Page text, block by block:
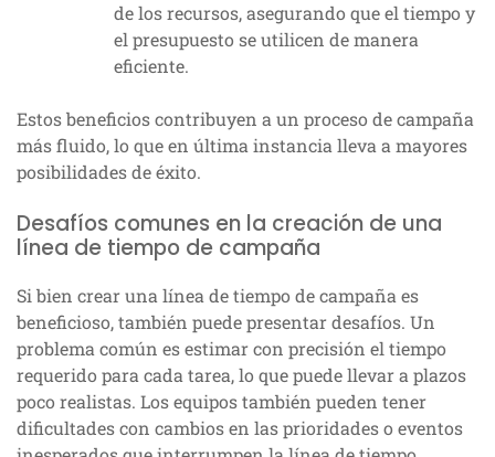
de los recursos, asegurando que el tiempo y
el presupuesto se utilicen de manera
eficiente.
Estos beneficios contribuyen a un proceso de campaña
más fluido, lo que en última instancia lleva a mayores
posibilidades de éxito.
Desafíos comunes en la creación de una
línea de tiempo de campaña
Si bien crear una línea de tiempo de campaña es
beneficioso, también puede presentar desafíos. Un
problema común es estimar con precisión el tiempo
requerido para cada tarea, lo que puede llevar a plazos
poco realistas. Los equipos también pueden tener
dificultades con cambios en las prioridades o eventos